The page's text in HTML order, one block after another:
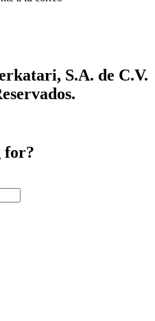
S.A. de C.V.
for?